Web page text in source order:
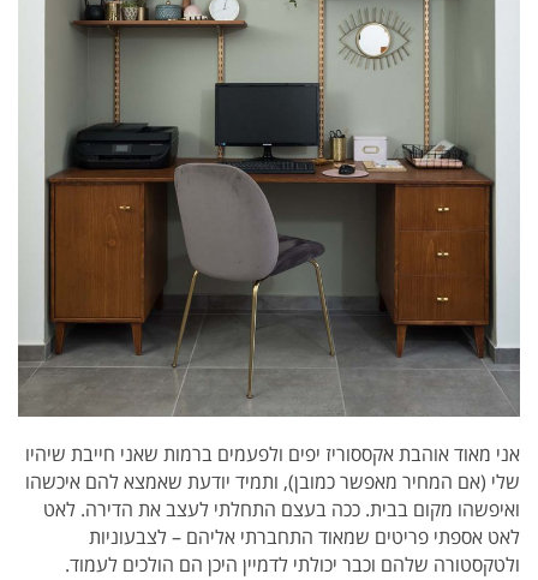
אני מאוד אוהבת אקססוריז יפים ולפעמים ברמות שאני חייבת שיהיו
שלי (אם המחיר מאפשר כמובן), ותמיד יודעת שאמצא להם איכשהו
ואיפשהו מקום בבית. ככה בעצם התחלתי לעצב את הדירה. לאט
לאט אספתי פריטים שמאוד התחברתי אליהם – לצבעוניות
ולטקסטורה שלהם וכבר יכולתי לדמיין היכן הם הולכים לעמוד.